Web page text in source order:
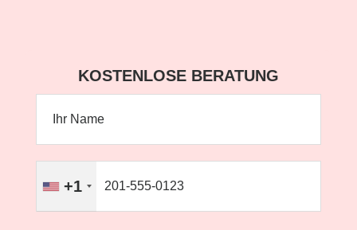
KOSTENLOSE BERATUNG
+1